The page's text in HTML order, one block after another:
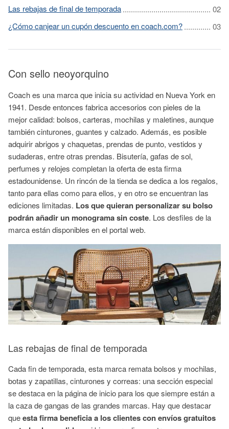
Las rebajas de final de temporada
¿Cómo canjear un cupón descuento en coach.com?
Con sello neoyorquino
Coach es una marca que inicia su actividad en Nueva York en
1941. Desde entonces fabrica accesorios con pieles de la
mejor calidad: bolsos, carteras, mochilas y maletines, aunque
también cinturones, guantes y calzado. Además, es posible
adquirir abrigos y chaquetas, prendas de punto, vestidos y
sudaderas, entre otras prendas. Bisutería, gafas de sol,
perfumes y relojes completan la oferta de esta firma
estadounidense. Un rincón de la tienda se dedica a los regalos,
tanto para ellas como para ellos, y en otro se encuentran las
ediciones limitadas. Los que quieran personalizar su bolso
podrán añadir un monograma sin coste. Los desfiles de la
marca están disponibles en el portal web.
Las rebajas de final de temporada
Cada fin de temporada, esta marca remata bolsos y mochilas,
botas y zapatillas, cinturones y correas: una sección especial
se destaca en la página de inicio para los que siempre están a
la caza de gangas de las grandes marcas. Hay que destacar
queesta firma beneficia a los clientes con envíos gratuitos